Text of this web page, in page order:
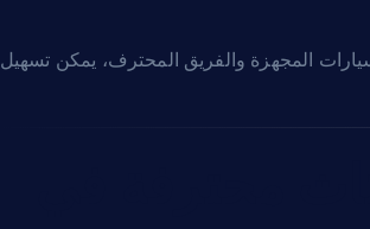
المجهزة والفريق المحترف، يمكن تسهيل